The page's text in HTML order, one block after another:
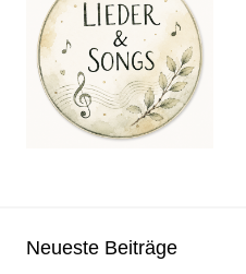
Neueste Beiträge